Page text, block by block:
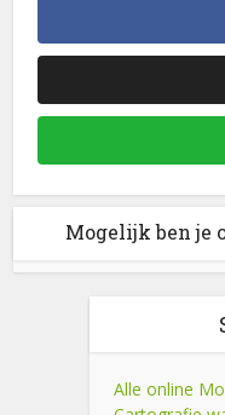
Mogelijk ben je
Alle online